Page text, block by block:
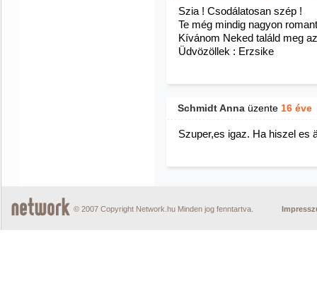
Szia ! Csodálatosan szép !
Te még mindig nagyon
Kívánom Neked találd meg
Üdvözöllek : Erzsike
Schmidt Anna üzente 16 éve
Szuper,es igaz. Ha hiszel es
© 2007 Copyright Network.hu Minden jog fenntartva.